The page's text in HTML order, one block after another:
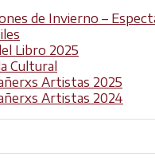
de Invierno –
Libro 2025
Cultural
Artistas 2025
Artistas 2024